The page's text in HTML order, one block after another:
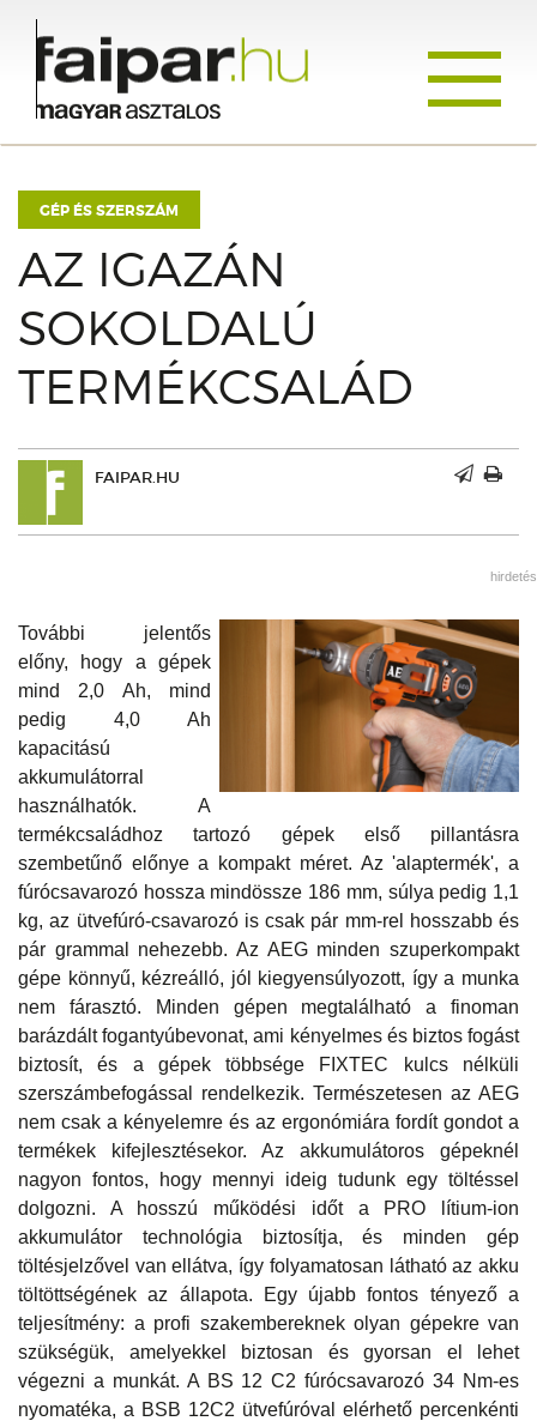
GÉP ÉS SZERSZÁM
AZ IGAZÁN
SOKOLDALÚ
TERMÉKCSALÁD
FAIPAR.HU
hirdetés
További jelentős
előny, hogy a gépek
mind 2,0 Ah, mind
pedig 4,0 Ah
kapacitású
akkumulátorral
használhatók. A
termékcsaládhoz tartozó gépek első pillantásra
szembetűnő előnye a kompakt méret. Az 'alaptermék', a
fúrócsavarozó hossza mindössze 186 mm, súlya pedig 1,1
kg, az ütvefúró-csavarozó is csak pár mm-rel hosszabb és
pár grammal nehezebb. Az AEG minden szuperkompakt
gépe könnyű, kézreálló, jól kiegyensúlyozott, így a munka
nem fárasztó. Minden gépen megtalálható a finoman
barázdált fogantyúbevonat, ami kényelmes és biztos fogást
biztosít, és a gépek többsége FIXTEC kulcs nélküli
szerszámbefogással rendelkezik. Természetesen az AEG
nem csak a kényelemre és az ergonómiára fordít gondot a
termékek kifejlesztésekor. Az akkumulátoros gépeknél
nagyon fontos, hogy mennyi ideig tudunk egy töltéssel
dolgozni. A hosszú működési időt a PRO lítium-ion
akkumulátor technológia biztosítja, és minden gép
töltésjelzővel van ellátva, így folyamatosan látható az akku
töltöttségének az állapota. Egy újabb fontos tényező a
teljesítmény: a profi szakembereknek olyan gépekre van
szükségük, amelyekkel biztosan és gyorsan el lehet
végezni a munkát. A BS 12 C2 fúrócsavarozó 34 Nm-es
nyomatéka, a BSB 12C2 ütvefúróval elérhető percenkénti